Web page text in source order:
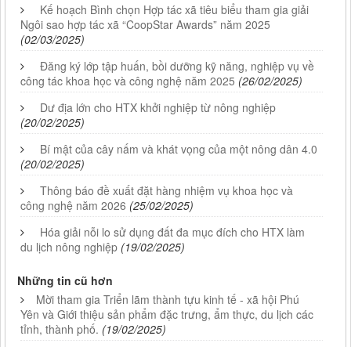
Kế hoạch Bình chọn Hợp tác xã tiêu biểu tham gia giải
Ngôi sao hợp tác xã “CoopStar Awards” năm 2025
(02/03/2025)
Đăng ký lớp tập huấn, bồi dưỡng kỹ năng, nghiệp vụ về
công tác khoa học và công nghệ năm 2025 (26/02/2025)
Dư địa lớn cho HTX khởi nghiệp từ nông nghiệp
(20/02/2025)
Bí mật của cây nấm và khát vọng của một nông dân 4.0
(20/02/2025)
Thông báo đề xuất đặt hàng nhiệm vụ khoa học và
công nghệ năm 2026 (25/02/2025)
Hóa giải nỗi lo sử dụng đất đa mục đích cho HTX làm
du lịch nông nghiệp (19/02/2025)
Những tin cũ hơn
Mời tham gia Triển lãm thành tựu kinh tế - xã hội Phú
Yên và Giới thiệu sản phẩm đặc trưng, ẩm thực, du lịch các
tỉnh, thành phố. (19/02/2025)